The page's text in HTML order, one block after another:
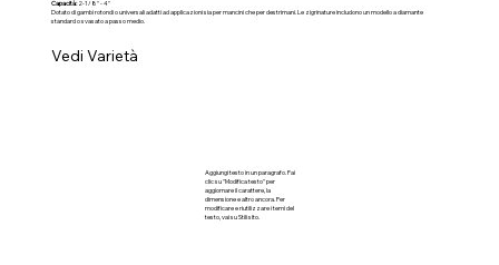
Capacità:2-1/8" - 4"
Dotato di gambi rotondi o universali adatti ad applicazioni sia per mancini che per destrimani. Le zigrinature includono un modello a diamante
standard o svasato a passo medio.
Vedi Varietà
Aggiungi testo in un paragrafo. Fai
clic su "Modifica testo" per
aggiornare il carattere, la
dimensione e altro ancora. Per
modificare e riutilizzare i temi del
testo, vai su Stili sito.